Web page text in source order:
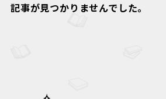
記事が見つかりませんでした。